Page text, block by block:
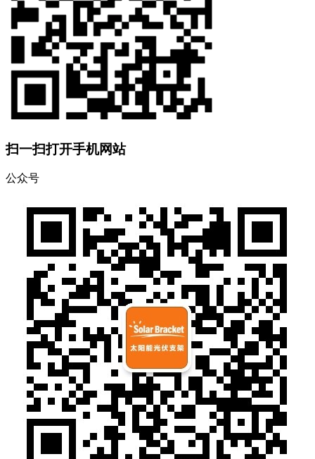
扫一扫打开手机网站
公众号